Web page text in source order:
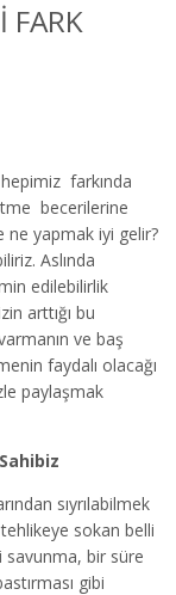
FARK
farkında
becerilerine
ne yapmak iyi gelir?
Aslında
edilebilirlik
arttığı bu
ve baş
faydalı olacağı
paylaşmak
sıyrılabilmek
tehlikeye sokan belli
bir süre
gibi